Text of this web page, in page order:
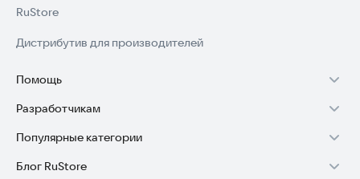
RuStore
Дистрибутив для производителей
Помощь
Установка RuStore на TV
Установка RuStore на телефон
Установка RuStore в машину
Разработчикам
Зарабатывать с RuStore
Стать разработчиком
Популярные категории
Игры для Android
Блог RuStore